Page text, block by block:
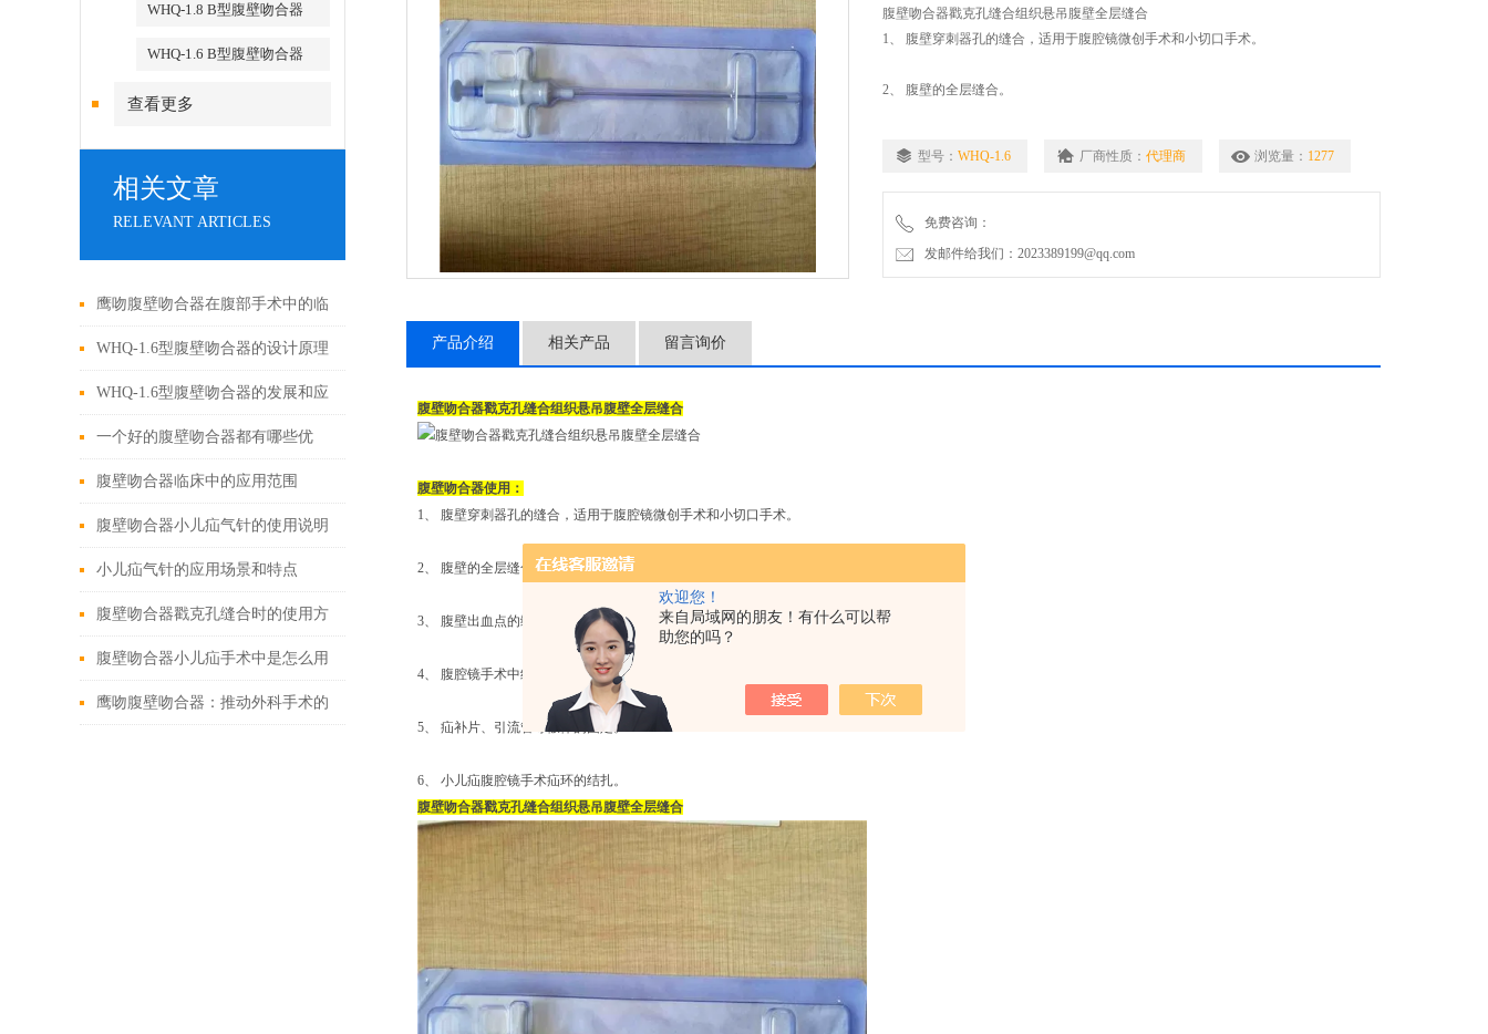
欢迎您！
来自局域网的朋友！有什么可以帮
助您的吗？
WHQ-1.8 B型腹壁吻合器
WHQ-1.6 B型腹壁吻合器
查看更多
相关文章
RELEVANT ARTICLES
鹰吻腹壁吻合器在腹部手术中的临
床应用
WHQ-1.6型腹壁吻合器的设计原理
与应用
WHQ-1.6型腹壁吻合器的发展和应
用为外科手术领域带来了新的可能
性
一个好的腹壁吻合器都有哪些优
点？
腹壁吻合器临床中的应用范围
腹壁吻合器小儿疝气针的使用说明
小儿疝气针的应用场景和特点
腹壁吻合器戳克孔缝合时的使用方
法
腹壁吻合器小儿疝手术中是怎么用
的
鹰吻腹壁吻合器：推动外科手术的
腹壁吻合器戳克孔缝合组织悬吊腹壁全层缝合
1、 腹壁穿刺器孔的缝合，适用于腹腔镜微创手术和小切口手术。
2、 腹壁的全层缝合。
4、 腹腔镜手术中组织的悬吊和牵引。
型号： WHQ-1.6 厂商性质： 代理商 浏览量： 1277
免费咨询：
发邮件给我们：2023389199@qq.com
产品介绍 相关产品 留言询价
腹壁吻合器戳克孔缝合组织悬吊腹壁全层缝合
腹壁吻合器使用：
1、 腹壁穿刺器孔的缝合，适用于腹腔镜微创手术和小切口手术。
2、 腹壁的全层缝合。
3、 腹壁出血点的缝合结扎。
4、 腹腔镜手术中组织的悬吊和牵引。
5、 疝补片、引流管等假体的固定。
6、 小儿疝腹腔镜手术疝环的结扎。
腹壁吻合器戳克孔缝合组织悬吊腹壁全层缝合